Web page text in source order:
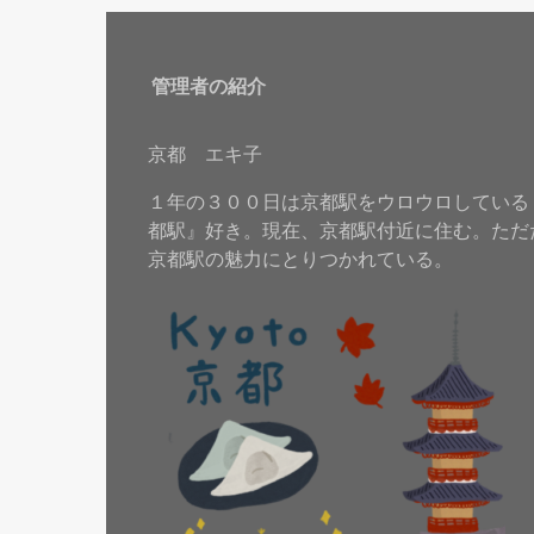
管理者の紹介
京都 エキ子
１年の３００日は京都駅をウロウロしている
都駅』好き。現在、京都駅付近に住む。ただ
京都駅の魅力にとりつかれている。